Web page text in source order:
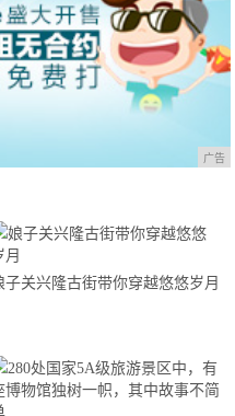
广告
子关兴隆古街带你穿越悠悠岁月